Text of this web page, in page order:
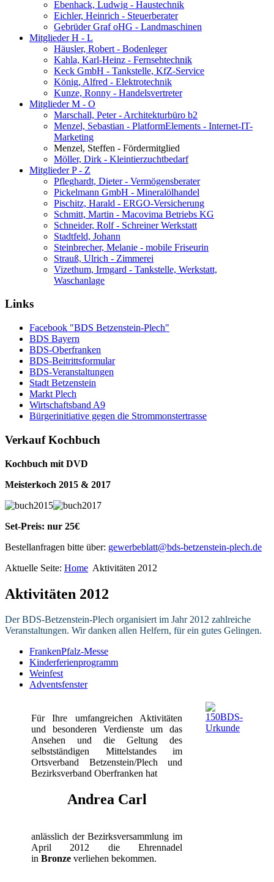
Ebenhack, Ludwig - Haustechnik
Eichler, Heinrich - Steuerberater
Gebrüder Graf oHG - Landmaschinen
Mitglieder H - L
Häusler, Robert - Bodenleger
Kahla, Karl-Heinz - Fernsehtechnik
Keck GmbH - Tankstelle, KfZ-Service
König, Alfred - Elektrotechnik
Kunze, Ronny - Handelsvertreter
Mitglieder M - O
Marschall, Peter - Architekturbüro b2
Menzel, Sebastian - PlatformElements - Internet-IT-
Marketing
Menzel, Steffen - Fördermitglied
Möller, Dirk - Kleintierzuchtbedarf
Mitglieder P - Z
Pfleghardt, Dieter - Vermögensberater
Pickelmann GmbH - Mineralölhandel
Pischitz, Harald - ERGO-Versicherung
Schmitt, Martin - Macovima Betriebs KG
Schneider, Rolf - Schreiner Werkstatt
Stadtfeld, Johann
Steinbrecher, Melanie - mobile Friseurin
Strauß, Ulrich - Zimmerei
Vizethum, Irmgard - Tankstelle, Werkstatt,
Waschanlage
Links
Facebook "BDS Betzenstein-Plech"
BDS Bayern
BDS-Oberfranken
BDS-Beitrittsformular
BDS-Veranstaltungen
Stadt Betzenstein
Markt Plech
Wirtschaftsband A9
Bürgerinitiative gegen die Strommonstertrasse
Verkauf Kochbuch
Kochbuch mit DVD
Meisterkoch 2015 & 2017
Set-Preis: nur 25€
Bestellanfragen bitte über: gewerbeblatt@bds-betzenstein-plech.de
Aktuelle Seite: Home Aktivitäten 2012
Aktivitäten 2012
Der BDS-Betzenstein-Plech organisiert im Jahr 2012 zahlreiche
Veranstaltungen. Wir danken allen Helfern, für ein gutes Gelingen.
FrankenPfalz-Messe
Kinderferienprogramm
Weinfest
Adventsfenster
Für Ihre umfangreichen Aktivitäten
und besonderen Verdienste um das
Ansehen und die Geltung des
selbstständigen Mittelstandes im
Ortsverband Betzenstein/Plech und
Bezirksverband Oberfranken hat
Andrea Carl
anlässlich der Bezirksversammlung im
April 2012 die Ehrennadel
in Bronze verliehen bekommen.